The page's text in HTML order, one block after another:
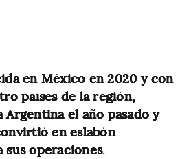
en México en 2020 y con
países de la región,
Argentina el año pasado y
en eslabón
sus operaciones.